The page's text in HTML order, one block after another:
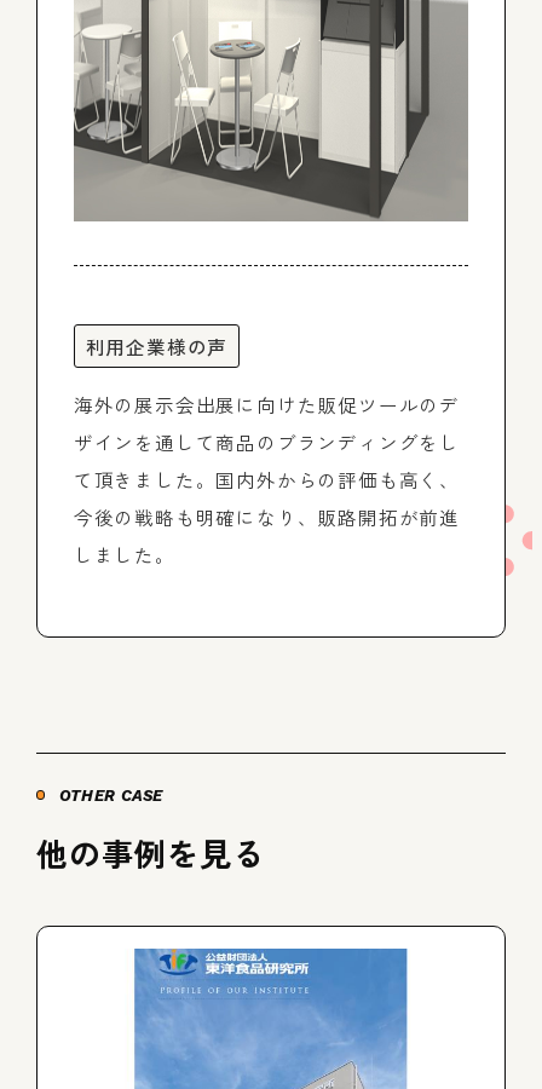
利用企業様の声
海外の展示会出展に向けた販促ツールのデ
ザインを通して商品のブランディングをし
て頂きました。国内外からの評価も高く、
今後の戦略も明確になり、販路開拓が前進
しました。
OTHER CASE
他の事例を見る